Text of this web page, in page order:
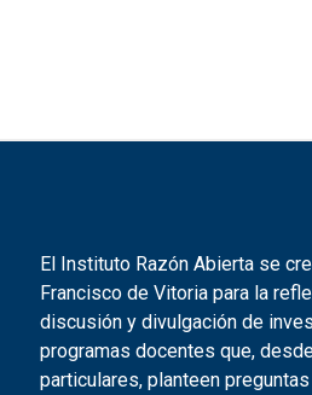
El Instituto Razón Abierta se
Francisco de Vitoria para la
discusión y divulgación de
programas docentes que,
particulares, planteen